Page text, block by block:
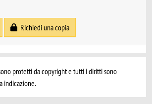
Richiedi una copia
protetti da copyright e tutti i diritti sono
indicazione.